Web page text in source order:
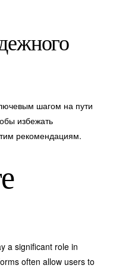
шагом на пути
избежать
рекомендациям.
a significant role in
often allow users to